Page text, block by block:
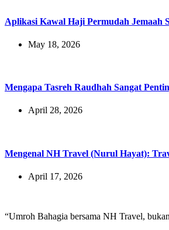
Aplikasi Kawal Haji Permudah Jemaah
May 18, 2026
Mengapa Tasreh Raudhah Sangat
April 28, 2026
Mengenal NH Travel (Nurul Hayat):
April 17, 2026
“Umroh Bahagia bersama NH Travel,